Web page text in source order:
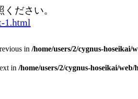
ださい。
1.html
in /home/users/2/cygnus-
in /home/users/2/cygnus-hoseikai/